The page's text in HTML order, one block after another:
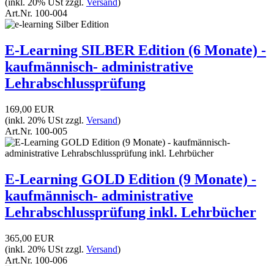
(inkl. 20% USt zzgl. Versand )
Art.Nr. 100-004
E-Learning SILBER Edition (6 Monate) -
kaufmännisch- administrative
Lehrabschlussprüfung
169,00 EUR
(inkl. 20% USt zzgl. Versand)
Art.Nr. 100-005
E-Learning GOLD Edition (9 Monate) -
kaufmännisch- administrative
Lehrabschlussprüfung inkl. Lehrbücher
365,00 EUR
(inkl. 20% USt zzgl. Versand)
Art.Nr. 100-006